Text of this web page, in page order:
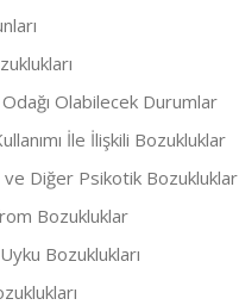
Olabilecek Durumlar
İle İlişkili Bozukluklar
ve Diğer Psikotik Bozukluklar
Bozukluklar
Bozuklukları